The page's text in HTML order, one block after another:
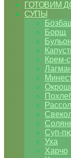
ГОТОВИМ
СУПЫ
Борщ
Крем-
Суп-
Уха
Харчо